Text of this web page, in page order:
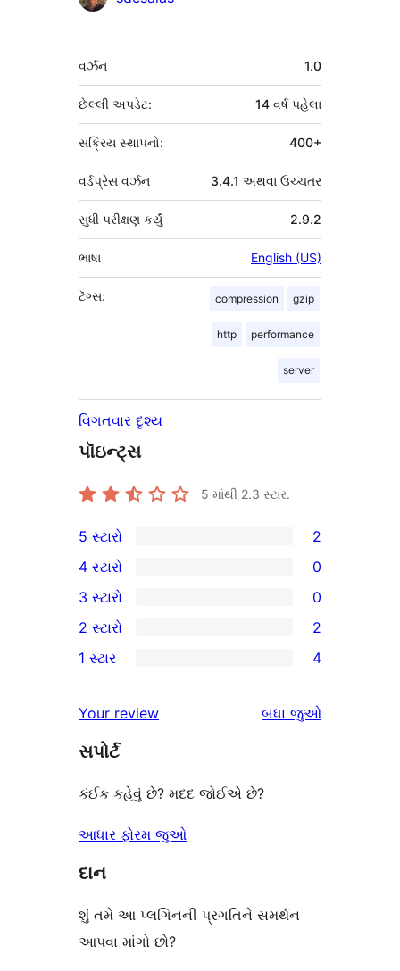
મેટા
વર્ઝન 1.0
છેલ્લી અપડેટ: 14 વર્ષપહેલા
સક્રિય સ્થાપનો: 400+
વર્ડપ્રેસ વર્ઝન 3.4.1 અથવા ઉચ્ચતર
2.9.2
સુધી પરીક્ષણ કર્યું
ભાષા English (US)
ટૅગ્સ: compression gzip
http performance
server
વિગતવાર દૃશ્ય
પૉઇન્ટ્સ
5 માંથી 2.3 સ્ટાર.
2
5-
સ્ટાર
સમીક્ષાઓ
5 સ્ટારો 2
4-
સ્ટાર
સમીક્ષાઓ
4 સ્ટારો 0
0
3-
સ્ટાર
3 સ્ટારો 0
2-
સમીક્ષાઓ
2 સ્ટારો 2
સ્ટાર
સમીક્ષાઓ
1 સ્ટાર 4
Your review બધા સમીક્ષાઓ
જુઓ
સપોર્ટ
કંઈક કહેવું છે? મદદ જોઈએ છે?
આધાર ફોરમ જુઓ
દાન
શું તમે આ પ્લગિનની પ્રગતિને સમર્થન
આપવા માંગો છો?